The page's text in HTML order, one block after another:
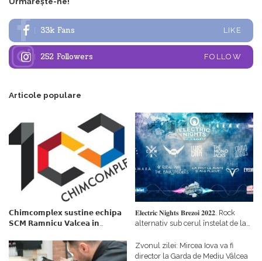
33k Fans LIKE
252 Followers FOLLOW
Articole populare
𝗖𝗵𝗶𝗺𝗰𝗼𝗺𝗽𝗹𝗲𝘅 𝘀𝘂𝘀𝘁𝗶𝗻𝗲 𝗲𝗰𝗵𝗶𝗽𝗮
𝗦𝗖𝗠 𝗥𝗮𝗺𝗻𝗶𝗰𝘂 𝗩𝗮𝗹𝗰𝗲𝗮 𝗶𝗻
𝗳𝗶𝗻𝗮𝗻𝘁𝗮𝘁𝗼𝗿
𝐄𝐥𝐞𝐜𝐭𝐫𝐢𝐜 𝐍𝐢𝐠𝐡𝐭𝐬 𝐁𝐫𝐞𝐳𝐨𝐢 𝟐𝟎𝟐𝟐. Rock
alternativ sub cerul înstelat de la
Zvonul zilei: Mircea Iova va fi
director la Garda de Mediu Vâlcea